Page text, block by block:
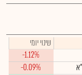
שינוי יומי
-1.12%
-0.09%